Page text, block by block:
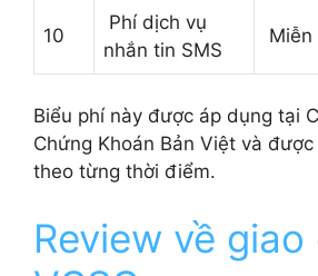
10
Phí dịch vụ
nhắn tin SMS
Miễn
Biểu phí này được áp dụng tại
Chứng Khoán Bản Việt và
theo từng thời điểm.
Review về giao